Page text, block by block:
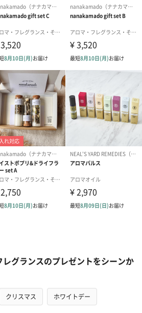
グランスのプレゼントをシーンか
クリスマス ホワイトデー